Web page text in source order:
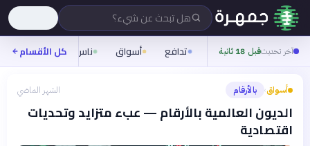
هل تبحث عن شيء؟
آخر تحديثقبل 18 ثانية تدافع أسواق ناس روح
كل الأقسام
أسواق› بالأرقام الشهر الماضي
الديون العالمية بالأرقام — عبء متزايد وتحديات
اقتصادية